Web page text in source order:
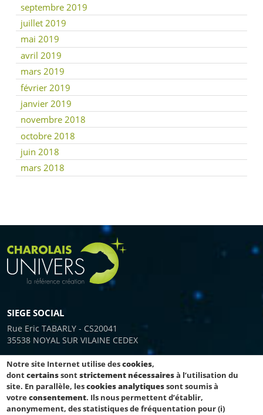
septembre 2019
juillet 2019
mai 2019
avril 2019
mars 2019
février 2019
janvier 2019
novembre 2018
octobre 2018
juin 2018
mars 2018
SIEGE SOCIAL
Rue Eric TABARLY - CS20041
35538 NOYAL SUR VILAINE CEDEX
SERVICE COMMERCIAL
Tél. : 02 31 06 24 64
Fax : 02 31 38 75 52
Notre site Internet utilise descookies,
dontcertainssontstrictement nécessairesà l’utilisation du
site. En parallèle, lescookies analytiquessont soumis à
votreconsentement. Ils nous permettent d’établir,
anonymement, des statistiques de fréquentation pour (i)